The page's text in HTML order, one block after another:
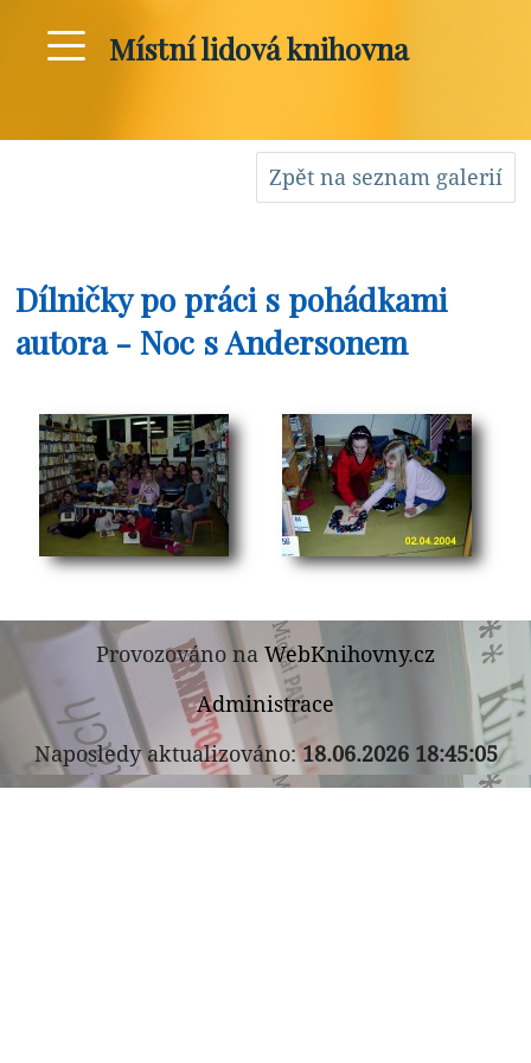
Místní lidová knihovna
Zpět na seznam galerií
Dílničky po práci s pohádkami
autora - Noc s Andersonem
Provozováno na WebKnihovny.cz
Administrace
Naposledy aktualizováno:18.06.2026 18:45:05